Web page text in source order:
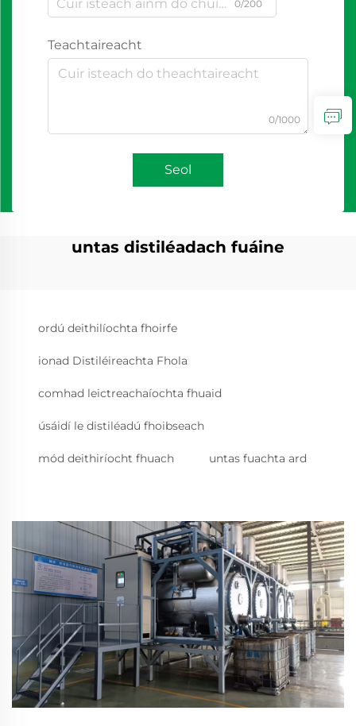
0/200
Teachtaireacht
0/1000
Seol
untas distiléadach fuáine
ordú deithilíochta fhoirfe
ionad Distiléireachta Fhola
comhad leictreachaíochta fhuaid
úsáidí le distiléadú fhoibseach
mód deithiríocht fhuach untas fuachta ard